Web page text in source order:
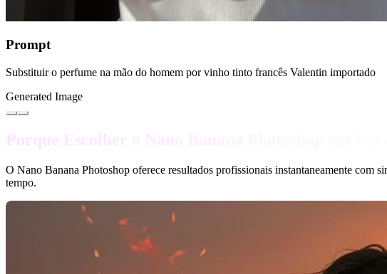
Prompt
Substituir o perfume na mão do homem por vinho tinto francês Valentin importado
Generated Image
Porque Escolher o Nano Banana Photoshop em Vez
O Nano Banana Photoshop oferece resultados profissionais instantaneamente com
tempo.